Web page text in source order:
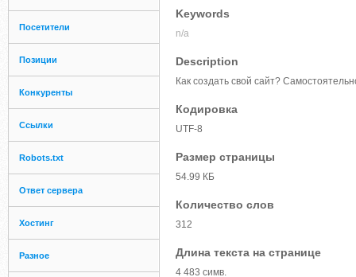
Посетители
Позиции
Конкуренты
Ссылки
Robots.txt
Ответ сервера
Хостинг
Разное
Keywords
n/a
Description
Как создать свой сайт?
Кодировка
UTF-8
Размер страницы
54.99 КБ
Количество слов
312
Длина текста на странице
4 483 симв.